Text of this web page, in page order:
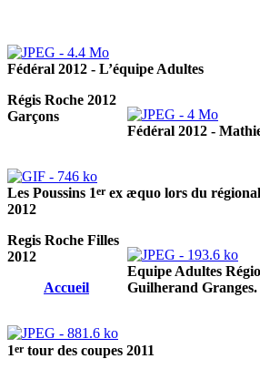
Fédéral 2012 - L’équipe Adultes
Fédéral 2012 -
Les Poussins 1er ex æquo lors du régional
2012
Equipe Adultes
Guilherand
1er tour des coupes 2011
Régis Roche 2012
Garçons
Regis Roche Filles
2012
Accueil